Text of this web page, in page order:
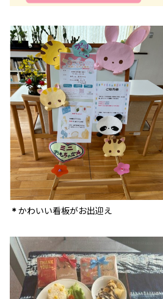
＊かわいい看板がお出迎え